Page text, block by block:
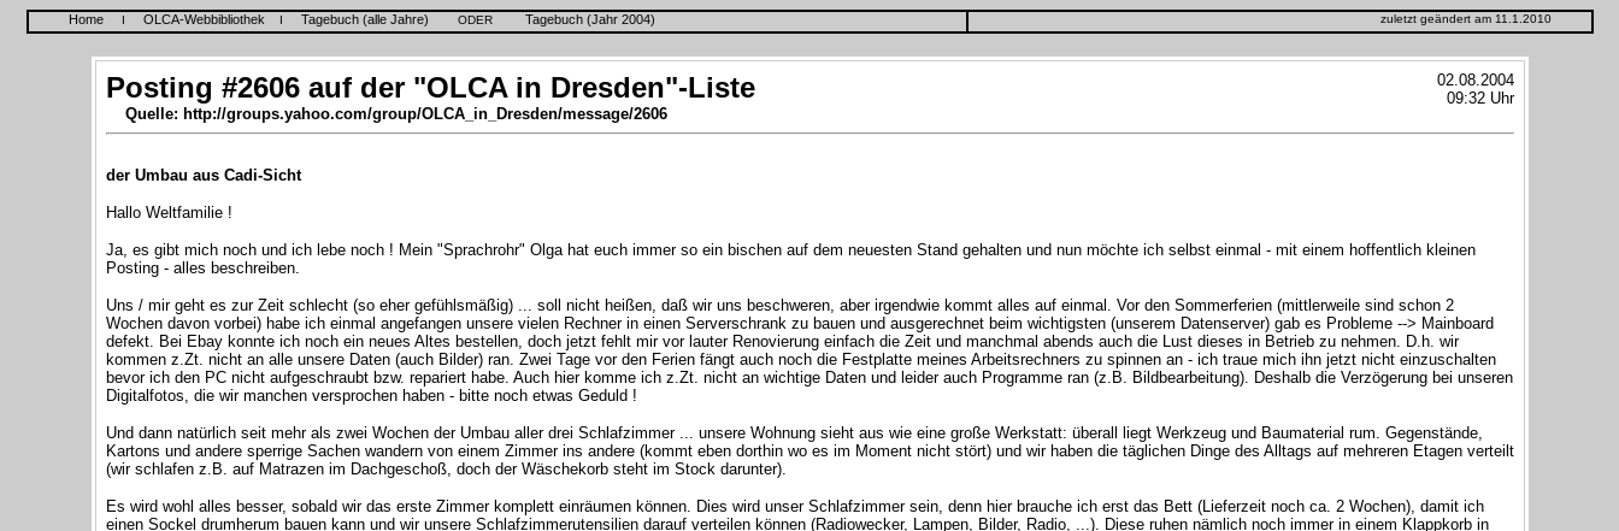
HomeI OLCA-Webbibliothek I Tagebuch (alle Jahre) ODER Tagebuch (Jahr 2004) zuletzt geändert am 11.1.2010
Posting #2606 auf der "OLCA in Dresden"-Liste
Quelle: http://groups.yahoo.com/group/OLCA_in_Dresden/message/2606
02.08.2004
09:32 Uhr
der Umbau aus Cadi-Sicht
Hallo Weltfamilie !
Ja, es gibt mich noch und ich lebe noch ! Mein "Sprachrohr" Olga hat euch immer so ein bischen auf dem neuesten Stand gehalten und nun möchte ich selbst einmal - mit einem hoffentlich kleinen
Posting - alles beschreiben.
Uns / mir geht es zur Zeit schlecht (so eher gefühlsmäßig) ... soll nicht heißen, daß wir uns beschweren, aber irgendwie kommt alles auf einmal. Vor den Sommerferien (mittlerweile sind schon 2
Wochen davon vorbei) habe ich einmal angefangen unsere vielen Rechner in einen Serverschrank zu bauen und ausgerechnet beim wichtigsten (unserem Datenserver) gab es Probleme --> Mainboard
defekt. Bei Ebay konnte ich noch ein neues Altes bestellen, doch jetzt fehlt mir vor lauter Renovierung einfach die Zeit und manchmal abends auch die Lust dieses in Betrieb zu nehmen. D.h. wir
kommen z.Zt. nicht an alle unsere Daten (auch Bilder) ran. Zwei Tage vor den Ferien fängt auch noch die Festplatte meines Arbeitsrechners zu spinnen an - ich traue mich ihn jetzt nicht einzuschalten
bevor ich den PC nicht aufgeschraubt bzw. repariert habe. Auch hier komme ich z.Zt. nicht an wichtige Daten und leider auch Programme ran (z.B. Bildbearbeitung). Deshalb die Verzögerung bei unseren
Digitalfotos, die wir manchen versprochen haben - bitte noch etwas Geduld !
Und dann natürlich seit mehr als zwei Wochen der Umbau aller drei Schlafzimmer ... unsere Wohnung sieht aus wie eine große Werkstatt: überall liegt Werkzeug und Baumaterial rum. Gegenstände,
Kartons und andere sperrige Sachen wandern von einem Zimmer ins andere (kommt eben dorthin wo es im Moment nicht stört) und wir haben die täglichen Dinge des Alltags auf mehreren Etagen verteilt
(wir schlafen z.B. auf Matrazen im Dachgeschoß, doch der Wäschekorb steht im Stock darunter).
Es wird wohl alles besser, sobald wir das erste Zimmer komplett einräumen können. Dies wird unser Schlafzimmer sein, denn hier brauche ich erst das Bett (Lieferzeit noch ca. 2 Wochen), damit ich
einen Sockel drumherum bauen kann und wir unsere Schlafzimmerutensilien darauf verteilen können (Radiowecker, Lampen, Bilder, Radio, ...). Diese ruhen nämlich noch immer in einem Klappkorb in